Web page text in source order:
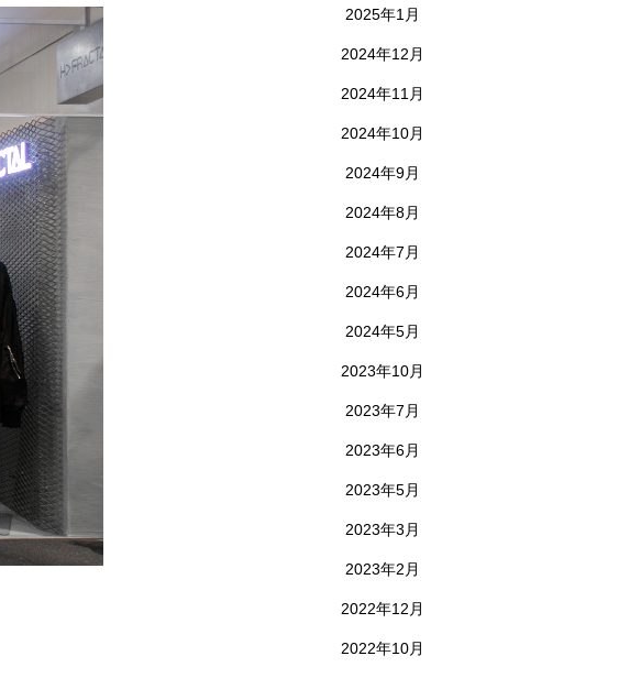
2025年1月
2024年12月
2024年11月
2024年10月
2024年9月
2024年8月
2024年7月
2024年6月
2024年5月
2023年10月
2023年7月
2023年6月
2023年5月
2023年3月
2023年2月
2022年12月
2022年10月